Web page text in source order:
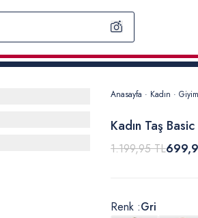
Anasayfa · Kadın · Giyim
Kadın Taş
1.199,95 TL
Renk :Gri